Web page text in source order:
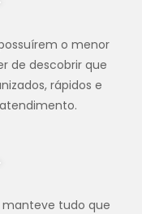
o menor
de descobrir que
rápidos e
manteve tudo que